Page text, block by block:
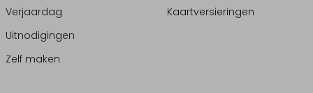
Verjaardag
Uitnodigingen
Zelf maken
Kaartversieringen